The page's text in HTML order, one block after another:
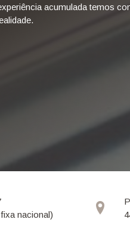
acumulada temos
nacional)